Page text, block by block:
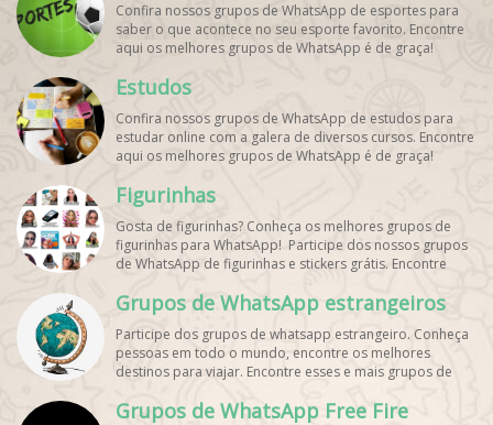
Confira nossos grupos de WhatsApp de esportes para
saber o que acontece no seu esporte favorito. Encontre
aqui os melhores grupos de WhatsApp é de graça!
Estudos
Confira nossos grupos de WhatsApp de estudos para
estudar online com a galera de diversos cursos. Encontre
aqui os melhores grupos de WhatsApp é de graça!
Figurinhas
Gosta de figurinhas? Conheça os melhores grupos de
figurinhas para WhatsApp! Participe dos nossos grupos
de WhatsApp de figurinhas e stickers grátis. Encontre
perfil!
Grupos de WhatsApp estrangeiros
Participe dos grupos de whatsapp estrangeiro. Conheça
pessoas em todo o mundo, encontre os melhores
destinos para viajar. Encontre esses e mais grupos de
Grupos de WhatsApp Free Fire